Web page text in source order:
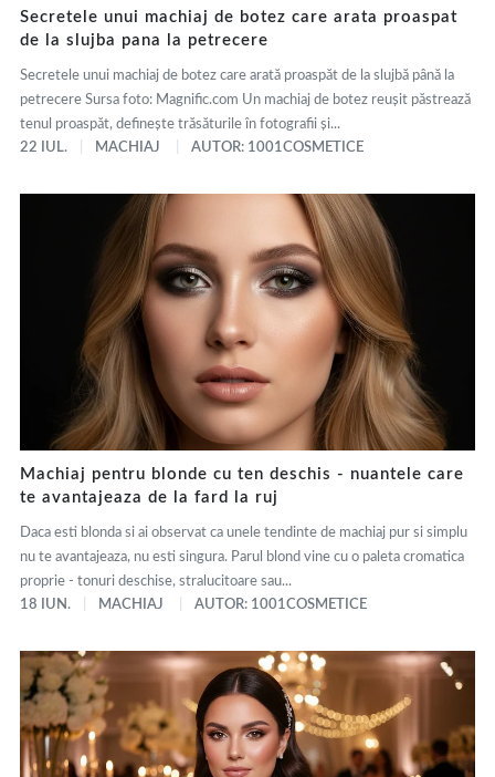
Secretele unui machiaj de botez care arata proaspat
de la slujba pana la petrecere
Secretele unui machiaj de botez care arată proaspăt de la slujbă până la
petrecere Sursa foto: Magnific.com Un machiaj de botez reușit păstrează
tenul proaspăt, definește trăsăturile în fotografii și...
22 IUL.
MACHIAJ AUTOR: 1001COSMETICE
Machiaj pentru blonde cu ten deschis - nuantele care
te avantajeaza de la fard la ruj
Daca esti blonda si ai observat ca unele tendinte de machiaj pur si simplu
nu te avantajeaza, nu esti singura. Parul blond vine cu o paleta cromatica
proprie - tonuri deschise, stralucitoare sau...
18 IUN.
MACHIAJ AUTOR: 1001COSMETICE